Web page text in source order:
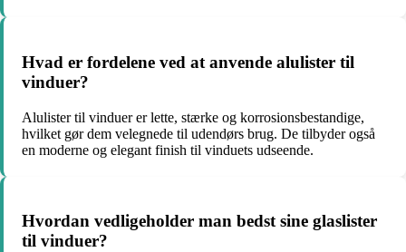
Hvad er fordelene ved at anvende alulister til
vinduer?
Alulister til vinduer er lette, stærke og korrosionsbestandige,
hvilket gør dem velegnede til udendørs brug. De tilbyder også
en moderne og elegant finish til vinduets udseende.
Hvordan vedligeholder man bedst sine glaslister
til vinduer?